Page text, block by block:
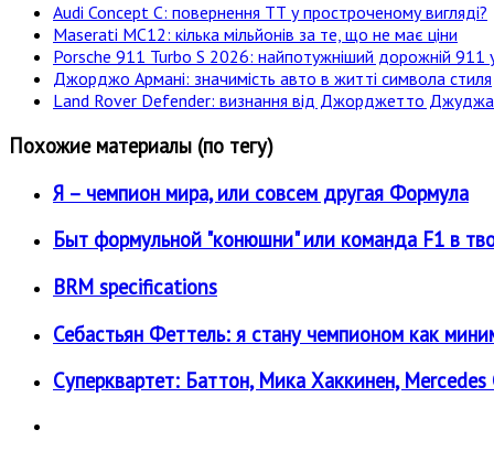
Audi Concept C: повернення ТТ у простроченому вигляді?
Maserati MC12: кілька мільйонів за те, що не має ціни
Porsche 911 Turbo S 2026: найпотужніший дорожній 911
Джорджо Армані: значимість авто в житті символа стиля
Land Rover Defender: визнання від Джорджетто
Похожие материалы (по тегу)
Я – чемпион мира, или совсем другая Формула
Быт формульной "конюшни" или команда F1 в
BRM specifications
Себастьян Феттель: я стану чемпионом как
Суперквартет: Баттон, Мика Хаккинен,